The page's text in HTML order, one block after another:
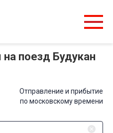
поезд Будукан
Отправление и прибытие
по московскому времени